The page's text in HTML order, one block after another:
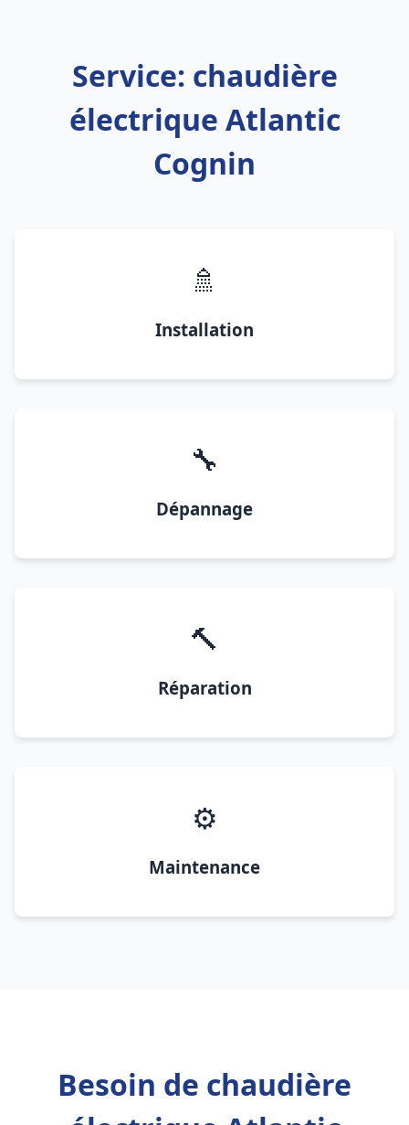
Service: chaudière
électrique Atlantic
Cognin
🚿
Installation
🔧
Dépannage
🔨
Réparation
⚙️
Maintenance
Besoin de chaudière